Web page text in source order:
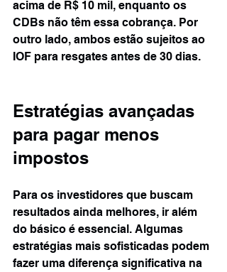
acima de R$ 10 mil, enquanto os
CDBs não têm essa cobrança. Por
outro lado, ambos estão sujeitos ao
IOF para resgates antes de 30 dias.
Estratégias avançadas
para pagar menos
impostos
Para os investidores que buscam
resultados ainda melhores, ir além
do básico é essencial. Algumas
estratégias mais sofisticadas podem
fazer uma diferença significativa na